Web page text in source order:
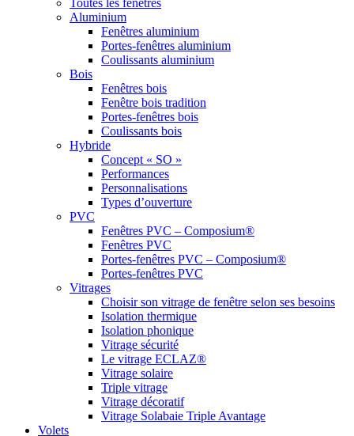
Toutes les fenêtres
Aluminium
Fenêtres aluminium
Portes-fenêtres aluminium
Coulissants aluminium
Bois
Fenêtres bois
Fenêtre bois tradition
Portes-fenêtres bois
Coulissants bois
Hybride
Concept « SO »
Performances
Personnalisations
Types d’ouverture
PVC
Fenêtres PVC – Composium®
Fenêtres PVC
Portes-fenêtres PVC – Composium®
Portes-fenêtres PVC
Vitrages
Choisir son vitrage de fenêtre selon ses besoins
Isolation thermique
Isolation phonique
Vitrage sécurité
Le vitrage ECLAZ®
Vitrage solaire
Triple vitrage
Vitrage décoratif
Vitrage Solabaie Triple Avantage
Volets